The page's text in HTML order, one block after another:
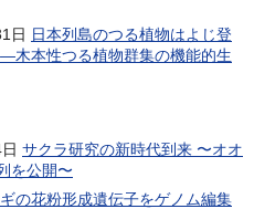
日 日本列島のつる植物はよじ登
木本性つる植物群集の機能的生
サクラ研究の新時代到来 〜オオ
を公開〜
の花粉形成遺伝子をゲノム編集